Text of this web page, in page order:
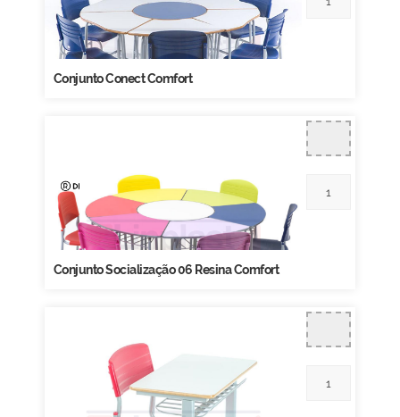
Conjunto Conect Comfort
Conjunto Socialização 06 Resina Comfort